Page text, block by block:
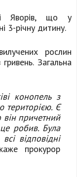
Яворів, що у
3-річну дитину.
рослин
Загальна
конопель з
територією. Є
причетний
робив. Була
відповідні
прокурор